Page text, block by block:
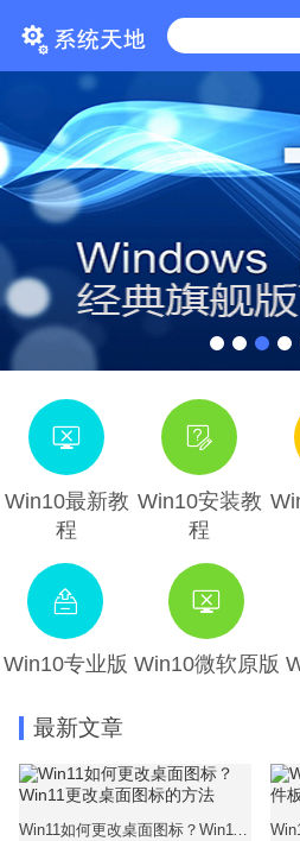
Win10最新教
程
Win10安装教
程
Win10专业版 Win10微软原版
最新文章
Win11如何更改桌面图标？Win11更改桌面图标的方法